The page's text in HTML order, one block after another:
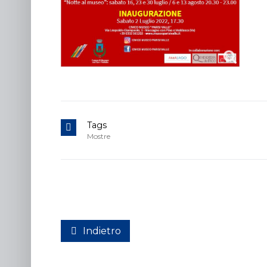
Tags
Mostre
Indietro